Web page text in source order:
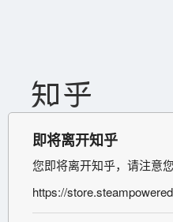
即将离开知乎
您即将离开知乎，请注意